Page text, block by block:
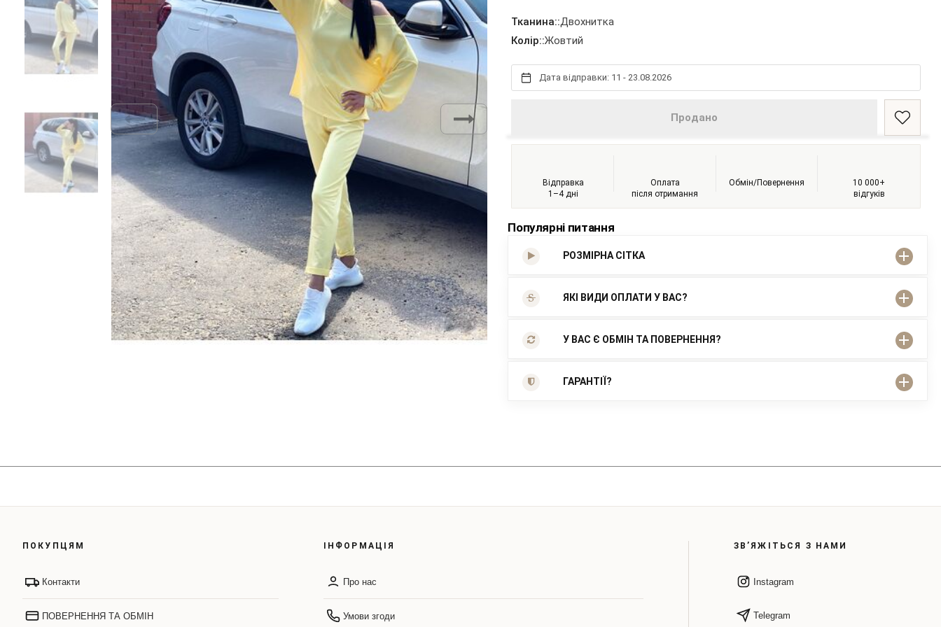
Тканина::Двохнитка
Колір::Жовтий
Дата відправки: 11 - 23.08.2026
Продано
Відправка
1–4 дні
Оплата
після отримання
Обмін/Повернення
10 000+
відгуків
Популярні питання
РОЗМІРНА СІТКА
ЯКІ ВИДИ ОПЛАТИ У ВАС?
У ВАС Є ОБМІН ТА ПОВЕРНЕННЯ?
ГАРАНТІЇ?
ПОКУПЦЯМ
Контакти
ПОВЕРНЕННЯ ТА ОБМІН
ІНФОРМАЦІЯ
Про нас
Умови згоди
ЗВ’ЯЖІТЬСЯ З НАМИ
Instagram
Telegram